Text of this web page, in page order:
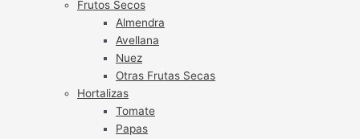
Frutos Secos
Almendra
Avellana
Nuez
Otras Frutas Secas
Hortalizas
Tomate
Papas